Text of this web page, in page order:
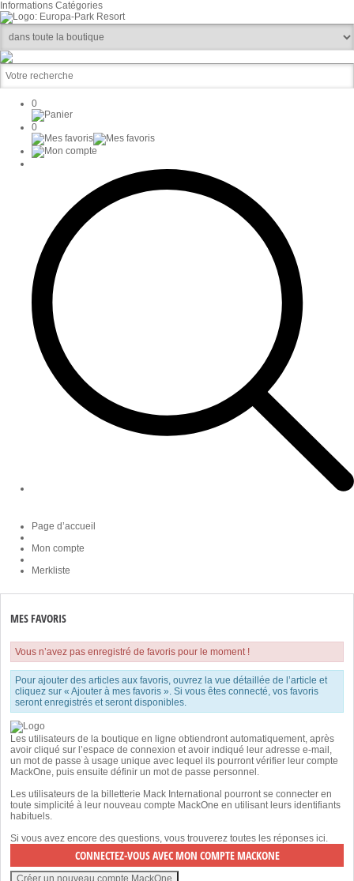
Informations Catégories
0
0
Page d’accueil
Mon compte
Merkliste
MES FAVORIS
Vous n’avez pas enregistré de favoris pour le moment !
Pour ajouter des articles aux favoris, ouvrez la vue détaillée de l’article et
cliquez sur « Ajouter à mes favoris ». Si vous êtes connecté, vos favoris
seront enregistrés et seront disponibles.
Les utilisateurs de la boutique en ligne obtiendront automatiquement, après
avoir cliqué sur l’espace de connexion et avoir indiqué leur adresse e-mail,
un mot de passe à usage unique avec lequel ils pourront vérifier leur compte
MackOne, puis ensuite définir un mot de passe personnel.
Les utilisateurs de la billetterie Mack International pourront se connecter en
toute simplicité à leur nouveau compte MackOne en utilisant leurs identifiants
habituels.
Si vous avez encore des questions, vous trouverez toutes les réponses ici